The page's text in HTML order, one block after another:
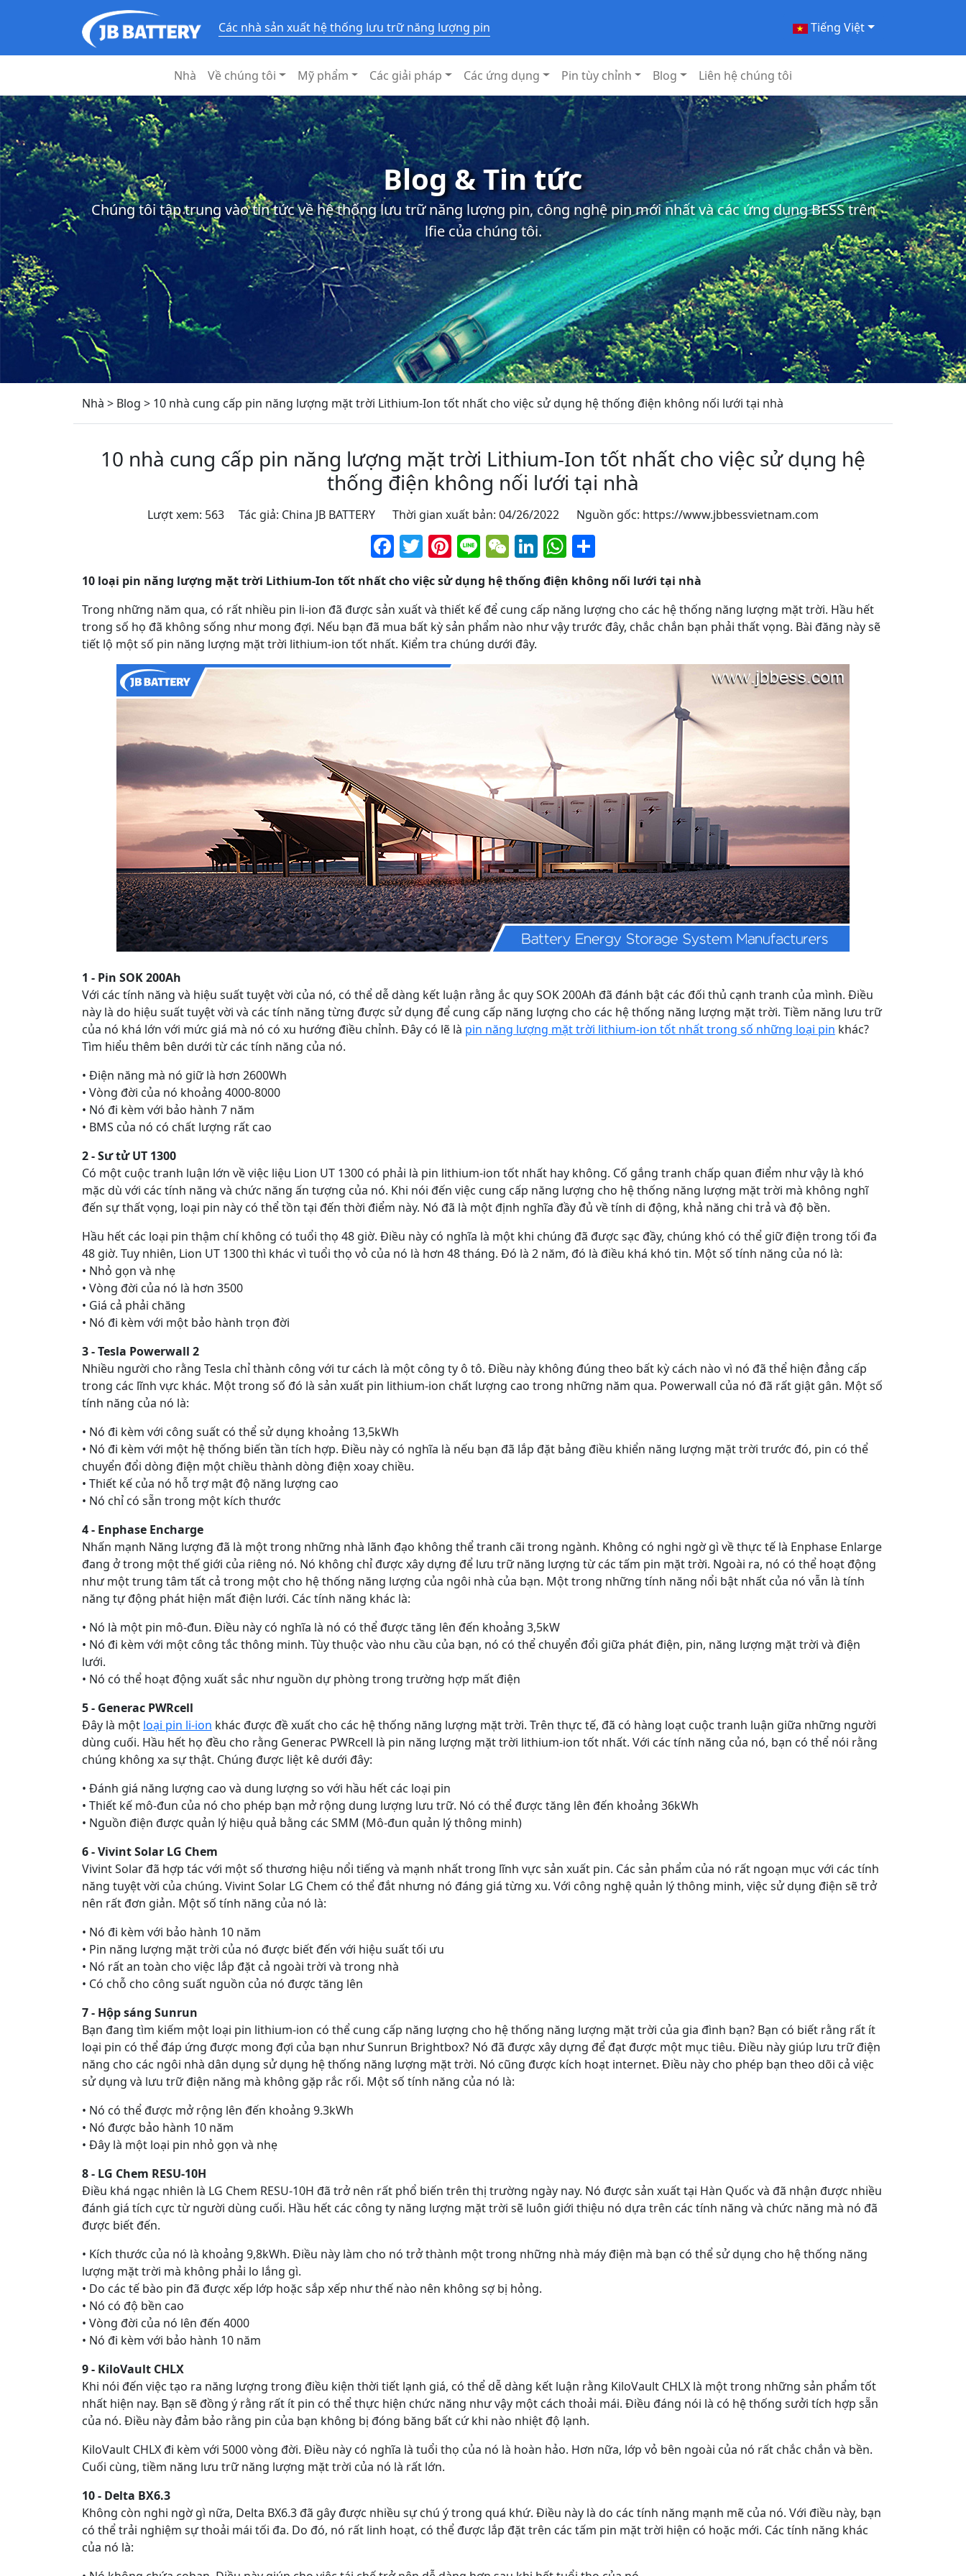
Các nhà sản xuất hệ thống lưu trữ năng lượng pin Tiếng Việt
Nhà Về chúng tôi Mỹ phẩm Các giải pháp Các ứng dụng Pin tùy chỉnh Blog Liên hệ chúng tôi
Blog & Tin tức
Chúng tôi tập trung vào tin tức về hệ thống lưu trữ năng lượng pin, công nghệ pin mới nhất và các ứng dụng BESS trên
lfie của chúng tôi.
Nhà > Blog > 10 nhà cung cấp pin năng lượng mặt trời Lithium-Ion tốt nhất cho việc sử dụng hệ thống điện không nối lưới tại nhà
10 nhà cung cấp pin năng lượng mặt trời Lithium-Ion tốt nhất cho việc sử dụng hệ
thống điện không nối lưới tại nhà
Lượt xem: 563 Tác giả: China JB BATTERY Thời gian xuất bản: 04/26/2022 Nguồn gốc: https://www.jbbessvietnam.com
Facebook
Twitter
Pinterest
LineWeChat
LinkedIn
WhatsApp
10 loại pin năng lượng mặt trời Lithium-Ion tốt nhất cho việc sử dụng hệ thống điện không nối lưới tại nhà
Trong những năm qua, có rất nhiều pin li-ion đã được sản xuất và thiết kế để cung cấp năng lượng cho các hệ thống năng lượng mặt trời. Hầu hết
trong số họ đã không sống như mong đợi. Nếu bạn đã mua bất kỳ sản phẩm nào như vậy trước đây, chắc chắn bạn phải thất vọng. Bài đăng này sẽ
tiết lộ một số pin năng lượng mặt trời lithium-ion tốt nhất. Kiểm tra chúng dưới đây.
1 - Pin SOK 200Ah
Với các tính năng và hiệu suất tuyệt vời của nó, có thể dễ dàng kết luận rằng ắc quy SOK 200Ah đã đánh bật các đối thủ cạnh tranh của mình. Điều
này là do hiệu suất tuyệt vời và các tính năng từng được sử dụng để cung cấp năng lượng cho các hệ thống năng lượng mặt trời. Tiềm năng lưu trữ
của nó khá lớn với mức giá mà nó có xu hướng điều chỉnh. Đây có lẽ là pin năng lượng mặt trời lithium-ion tốt nhất trong số những loại pin khác?
Tìm hiểu thêm bên dưới từ các tính năng của nó.
• Điện năng mà nó giữ là hơn 2600Wh
• Vòng đời của nó khoảng 4000-8000
• Nó đi kèm với bảo hành 7 năm
• BMS của nó có chất lượng rất cao
2 - Sư tử UT 1300
Có một cuộc tranh luận lớn về việc liệu Lion UT 1300 có phải là pin lithium-ion tốt nhất hay không. Cố gắng tranh chấp quan điểm như vậy là khó
mặc dù với các tính năng và chức năng ấn tượng của nó. Khi nói đến việc cung cấp năng lượng cho hệ thống năng lượng mặt trời mà không nghĩ
đến sự thất vọng, loại pin này có thể tồn tại đến thời điểm này. Nó đã là một định nghĩa đầy đủ về tính di động, khả năng chi trả và độ bền.
Hầu hết các loại pin thậm chí không có tuổi thọ 48 giờ. Điều này có nghĩa là một khi chúng đã được sạc đầy, chúng khó có thể giữ điện trong tối đa
48 giờ. Tuy nhiên, Lion UT 1300 thì khác vì tuổi thọ vỏ của nó là hơn 48 tháng. Đó là 2 năm, đó là điều khá khó tin. Một số tính năng của nó là:
• Nhỏ gọn và nhẹ
• Vòng đời của nó là hơn 3500
• Giá cả phải chăng
• Nó đi kèm với một bảo hành trọn đời
3 - Tesla Powerwall 2
Nhiều người cho rằng Tesla chỉ thành công với tư cách là một công ty ô tô. Điều này không đúng theo bất kỳ cách nào vì nó đã thể hiện đẳng cấp
trong các lĩnh vực khác. Một trong số đó là sản xuất pin lithium-ion chất lượng cao trong những năm qua. Powerwall của nó đã rất giật gân. Một số
tính năng của nó là:
• Nó đi kèm với công suất có thể sử dụng khoảng 13,5kWh
• Nó đi kèm với một hệ thống biến tần tích hợp. Điều này có nghĩa là nếu bạn đã lắp đặt bảng điều khiển năng lượng mặt trời trước đó, pin có thể
chuyển đổi dòng điện một chiều thành dòng điện xoay chiều.
• Thiết kế của nó hỗ trợ mật độ năng lượng cao
• Nó chỉ có sẵn trong một kích thước
4 - Enphase Encharge
Nhấn mạnh Năng lượng đã là một trong những nhà lãnh đạo không thể tranh cãi trong ngành. Không có nghi ngờ gì về thực tế là Enphase Enlarge
đang ở trong một thế giới của riêng nó. Nó không chỉ được xây dựng để lưu trữ năng lượng từ các tấm pin mặt trời. Ngoài ra, nó có thể hoạt động
như một trung tâm tất cả trong một cho hệ thống năng lượng của ngôi nhà của bạn. Một trong những tính năng nổi bật nhất của nó vẫn là tính
năng tự động phát hiện mất điện lưới. Các tính năng khác là:
• Nó là một pin mô-đun. Điều này có nghĩa là nó có thể được tăng lên đến khoảng 3,5kW
• Nó đi kèm với một công tắc thông minh. Tùy thuộc vào nhu cầu của bạn, nó có thể chuyển đổi giữa phát điện, pin, năng lượng mặt trời và điện
lưới.
• Nó có thể hoạt động xuất sắc như nguồn dự phòng trong trường hợp mất điện
5 - Generac PWRcell
Đây là một loại pin li-ion khác được đề xuất cho các hệ thống năng lượng mặt trời. Trên thực tế, đã có hàng loạt cuộc tranh luận giữa những người
dùng cuối. Hầu hết họ đều cho rằng Generac PWRcell là pin năng lượng mặt trời lithium-ion tốt nhất. Với các tính năng của nó, bạn có thể nói rằng
chúng không xa sự thật. Chúng được liệt kê dưới đây:
• Đánh giá năng lượng cao và dung lượng so với hầu hết các loại pin
• Thiết kế mô-đun của nó cho phép bạn mở rộng dung lượng lưu trữ. Nó có thể được tăng lên đến khoảng 36kWh
• Nguồn điện được quản lý hiệu quả bằng các SMM (Mô-đun quản lý thông minh)
6 - Vivint Solar LG Chem
Vivint Solar đã hợp tác với một số thương hiệu nổi tiếng và mạnh nhất trong lĩnh vực sản xuất pin. Các sản phẩm của nó rất ngoạn mục với các tính
năng tuyệt vời của chúng. Vivint Solar LG Chem có thể đắt nhưng nó đáng giá từng xu. Với công nghệ quản lý thông minh, việc sử dụng điện sẽ trở
nên rất đơn giản. Một số tính năng của nó là:
• Nó đi kèm với bảo hành 10 năm
• Pin năng lượng mặt trời của nó được biết đến với hiệu suất tối ưu
• Nó rất an toàn cho việc lắp đặt cả ngoài trời và trong nhà
• Có chỗ cho công suất nguồn của nó được tăng lên
7 - Hộp sáng Sunrun
Bạn đang tìm kiếm một loại pin lithium-ion có thể cung cấp năng lượng cho hệ thống năng lượng mặt trời của gia đình bạn? Bạn có biết rằng rất ít
loại pin có thể đáp ứng được mong đợi của bạn như Sunrun Brightbox? Nó đã được xây dựng để đạt được một mục tiêu. Điều này giúp lưu trữ điện
năng cho các ngôi nhà dân dụng sử dụng hệ thống năng lượng mặt trời. Nó cũng được kích hoạt internet. Điều này cho phép bạn theo dõi cả việc
sử dụng và lưu trữ điện năng mà không gặp rắc rối. Một số tính năng của nó là:
• Nó có thể được mở rộng lên đến khoảng 9.3kWh
• Nó được bảo hành 10 năm
• Đây là một loại pin nhỏ gọn và nhẹ
8 - LG Chem RESU-10H
Điều khá ngạc nhiên là LG Chem RESU-10H đã trở nên rất phổ biến trên thị trường ngày nay. Nó được sản xuất tại Hàn Quốc và đã nhận được nhiều
đánh giá tích cực từ người dùng cuối. Hầu hết các công ty năng lượng mặt trời sẽ luôn giới thiệu nó dựa trên các tính năng và chức năng mà nó đã
được biết đến.
• Kích thước của nó là khoảng 9,8kWh. Điều này làm cho nó trở thành một trong những nhà máy điện mà bạn có thể sử dụng cho hệ thống năng
lượng mặt trời mà không phải lo lắng gì.
• Do các tế bào pin đã được xếp lớp hoặc sắp xếp như thế nào nên không sợ bị hỏng.
• Nó có độ bền cao
• Vòng đời của nó lên đến 4000
• Nó đi kèm với bảo hành 10 năm
9 - KiloVault CHLX
Khi nói đến việc tạo ra năng lượng trong điều kiện thời tiết lạnh giá, có thể dễ dàng kết luận rằng KiloVault CHLX là một trong những sản phẩm tốt
nhất hiện nay. Bạn sẽ đồng ý rằng rất ít pin có thể thực hiện chức năng như vậy một cách thoải mái. Điều đáng nói là có hệ thống sưởi tích hợp sẵn
của nó. Điều này đảm bảo rằng pin của bạn không bị đóng băng bất cứ khi nào nhiệt độ lạnh.
KiloVault CHLX đi kèm với 5000 vòng đời. Điều này có nghĩa là tuổi thọ của nó là hoàn hảo. Hơn nữa, lớp vỏ bên ngoài của nó rất chắc chắn và bền.
Cuối cùng, tiềm năng lưu trữ năng lượng mặt trời của nó là rất lớn.
10 - Delta BX6.3
Không còn nghi ngờ gì nữa, Delta BX6.3 đã gây được nhiều sự chú ý trong quá khứ. Điều này là do các tính năng mạnh mẽ của nó. Với điều này, bạn
có thể trải nghiệm sự thoải mái tối đa. Do đó, nó rất linh hoạt, có thể được lắp đặt trên các tấm pin mặt trời hiện có hoặc mới. Các tính năng khác
của nó là: